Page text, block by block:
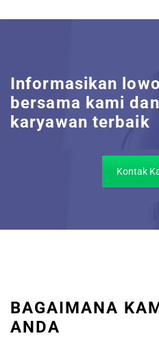
Informasikan
bersama kami
karyawan terbaik
Kontak
BAGAIMANA
ANDA